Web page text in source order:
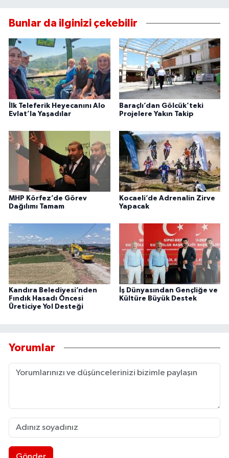
Bunlar da ilginizi çekebilir
İlk Teleferik Heyecanını Alo
Evlat’la Yaşadılar
Baraçlı’dan Gölcük’teki
Projelere Yakın Takip
MHP Körfez’de Görev
Dağılımı Tamam
Kocaeli’de Adrenalin Zirve
Yapacak
Kandıra Belediyesi’nden
Fındık Hasadı Öncesi
Üreticiye Yol Desteği
İş Dünyasından Gençliğe ve
Kültüre Büyük Destek
Yorumlar